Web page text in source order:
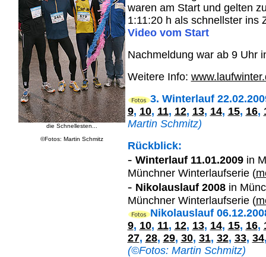
die Schnellesten...
©Fotos: Martin Schmitz
waren am Start und gelten
1:11:20 h als schnellster ins
Video vom Start
Nachmeldung war ab 9 Uhr
Weitere Info:
3. Winterlauf
9, 10, 11, 12, 13, 14, 15, 16,
Martin Schmitz)
Rückblick:
- Winterlauf 11.01.2009in
Münchner Winterlaufserie (
- Nikolauslauf 2008in
Münchner Winterlaufserie (
Nikolauslauf
9, 10, 11, 12, 13, 14, 15, 16,
27, 28, 29, 30, 31, 32, 33, 34
(©Fotos: Martin Schmitz)